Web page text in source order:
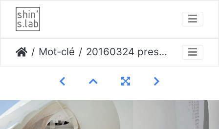
Mot-clé 20160324 presentation Rendu 5 Page 01